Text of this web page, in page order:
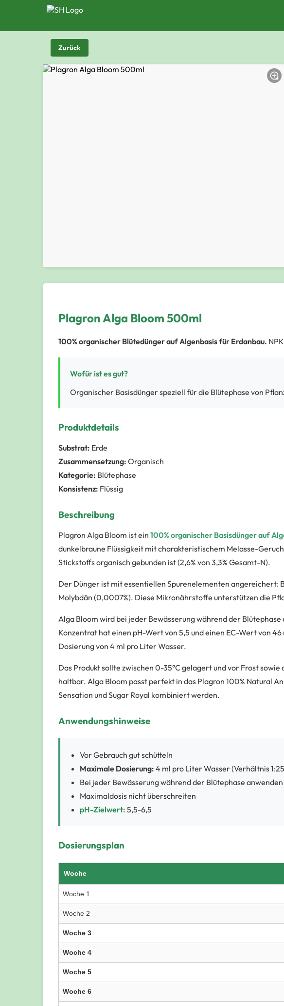
Zurück
Plagron Alga Bloom 500ml
100% organischer Blütedünger auf Algenbasis für Erdanbau.
Wofür ist es gut?
Organischer Basisdünger speziell für die Blütephase von
Produktdetails
Substrat: Erde
Zusammensetzung: Organisch
Kategorie: Blütephase
Konsistenz: Flüssig
Beschreibung
Plagron Alga Bloom ist ein 100% organischer Basisdünger auf
dunkelbraune Flüssigkeit mit charakteristischem Melasse-
Stickstoffs organisch gebunden ist (2,6% von 3,3% Gesamt-N).
Der Dünger ist mit essentiellen Spurenelementen angereichert:
Molybdän (0,0007%). Diese Mikronährstoffe unterstützen die
Alga Bloom wird bei jeder Bewässerung während der
Konzentrat hat einen pH-Wert von 5,5 und einen EC-Wert von
Dosierung von 4 ml pro Liter Wasser.
Das Produkt sollte zwischen 0-35°C gelagert und vor Frost
haltbar. Alga Bloom passt perfekt in das Plagron 100% Natural
Sensation und Sugar Royal kombiniert werden.
Anwendungshinweise
Vor Gebrauch gut schütteln
Maximale Dosierung: 4 ml pro Liter Wasser (Verhältnis
Bei jeder Bewässerung während der Blütephase anwenden
Maximaldosis nicht überschreiten
pH-Zielwert: 5,5-6,5
Dosierungsplan
Woche
Woche 1
Woche 2
Woche 3
Woche 4
Woche 5
Woche 6